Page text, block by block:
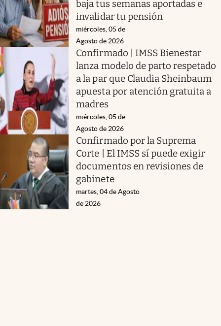
baja tus semanas aportadas e
invalidar tu pensión
miércoles, 05 de
Agosto de 2026
Confirmado | IMSS Bienestar
lanza modelo de parto respetado
a la par que Claudia Sheinbaum
apuesta por atención gratuita a
madres
miércoles, 05 de
Agosto de 2026
Confirmado por la Suprema
Corte | El IMSS sí puede exigir
documentos en revisiones de
gabinete
martes, 04 de Agosto
de 2026